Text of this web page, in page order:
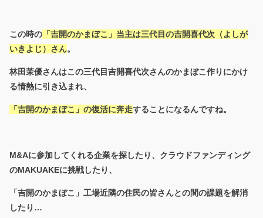
この時の 「吉開のかまぼこ」当主は三代目の吉開喜代次（よしが
いきよじ）さん。
林田茉優さんはこの三代目吉開喜代次さんのかまぼこ作りにかけ
る情熱に引き込まれ、
「吉開のかまぼこ」の復活に奔走することになるんですね。
M&Aに参加してくれる企業を探したり、クラウドファンディング
のMAKUAKEに挑戦したり、
「吉開のかまぼこ」工場近隣の住民の皆さんとの間の課題を解消
したり…